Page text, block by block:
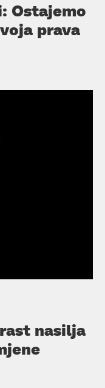
Ostajemo
prava
nasilja